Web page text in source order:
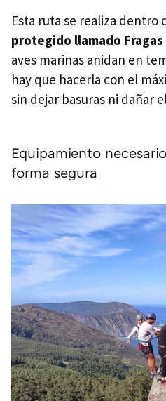
Esta ruta se realiza dentro
protegido llamado Fragas
aves marinas anidan en
hay que hacerla con el
sin dejar basuras ni dañar
Equipamiento
forma segura